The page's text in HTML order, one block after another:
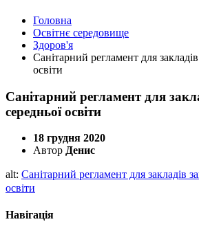
Головна
Освітнє середовище
Здоров'я
Санітарний регламент для закладів
освіти
Санітарний регламент для
середньої освіти
18 грудня 2020
Автор Денис
alt: Санітарний регламент для закладів
освіти
Навігація